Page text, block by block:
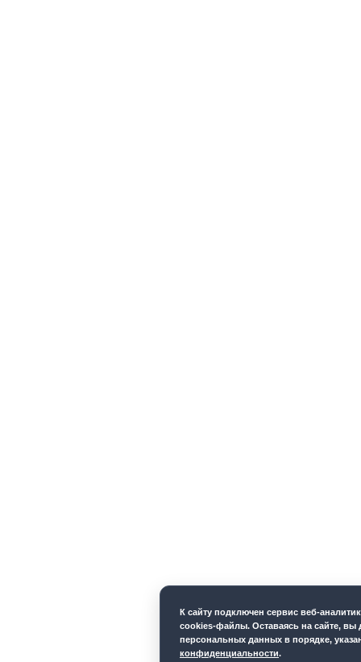
К cайту подключен сервис веб-
cookies-файлы. Оставаясь на сайте, вы
персональных данных в порядке,
конфиденциальности.